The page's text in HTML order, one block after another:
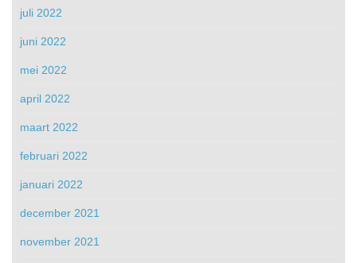
juli 2022
juni 2022
mei 2022
april 2022
maart 2022
februari 2022
januari 2022
december 2021
november 2021